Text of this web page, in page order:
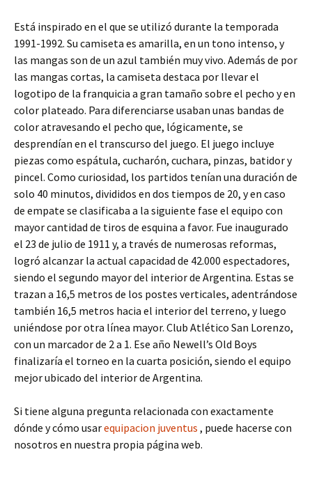
Está inspirado en el que se utilizó durante la temporada
1991-1992. Su camiseta es amarilla, en un tono intenso, y
las mangas son de un azul también muy vivo. Además de por
las mangas cortas, la camiseta destaca por llevar el
logotipo de la franquicia a gran tamaño sobre el pecho y en
color plateado. Para diferenciarse usaban unas bandas de
color atravesando el pecho que, lógicamente, se
desprendían en el transcurso del juego. El juego incluye
piezas como espátula, cucharón, cuchara, pinzas, batidor y
pincel. Como curiosidad, los partidos tenían una duración de
solo 40 minutos, divididos en dos tiempos de 20, y en caso
de empate se clasificaba a la siguiente fase el equipo con
mayor cantidad de tiros de esquina a favor. Fue inaugurado
el 23 de julio de 1911 y, a través de numerosas reformas,
logró alcanzar la actual capacidad de 42.000 espectadores,
siendo el segundo mayor del interior de Argentina. Estas se
trazan a 16,5 metros de los postes verticales, adentrándose
también 16,5 metros hacia el interior del terreno, y luego
uniéndose por otra línea mayor. Club Atlético San Lorenzo,
con un marcador de 2 a 1. Ese año Newell’s Old Boys
finalizaría el torneo en la cuarta posición, siendo el equipo
mejor ubicado del interior de Argentina.
Si tiene alguna pregunta relacionada con exactamente
dónde y cómo usarequipacion juventus , puede hacerse con
nosotros en nuestra propia página web.